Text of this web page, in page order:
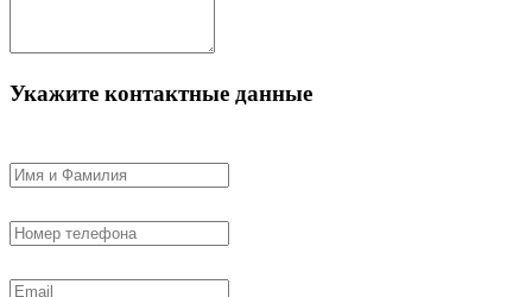
Укажите контактные данные